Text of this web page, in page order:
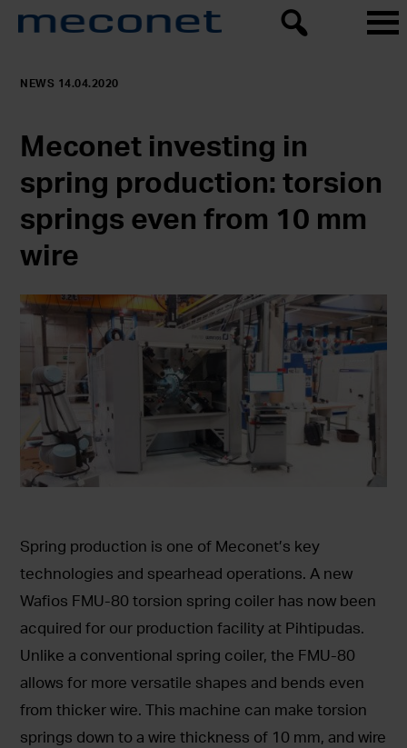
NEWS 14.04.2020
Meconet investing in
spring production: torsion
springs even from 10 mm
wire
Spring production is one of Meconet’s key
technologies and spearhead operations. A new
Wafios FMU-80 torsion spring coiler has now been
acquired for our production facility at Pihtipudas.
Unlike a conventional spring coiler, the FMU-80
allows for more versatile shapes and bends even
from thicker wire. This machine can make torsion
springs down to a wire thickness of 10 mm, and wire